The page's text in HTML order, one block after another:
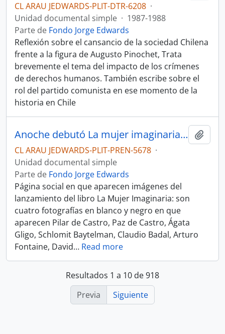
CL ARAU JEDWARDS-PLIT-DTR-6208 ·
Unidad documental simple · 1987-1988
Parte de Fondo Jorge Edwards
Reflexión sobre el cansancio de la sociedad Chilena
frente a la figura de Augusto Pinochet, Trata
brevemente el tema del impacto de los crímenes
de derechos humanos. También escribe sobre el
rol del partido comunista en ese momento de la
historia en Chile
Anoche debutó La mujer imaginaria. Página social de la prensa
CL ARAU JEDWARDS-PLIT-PREN-5678 ·
Unidad documental simple
Parte de Fondo Jorge Edwards
Página social en que aparecen imágenes del
lanzamiento del libro La Mujer Imaginaria: son
cuatro fotografías en blanco y negro en que
aparecen Pilar de Castro, Paz de Castro, Ágata
Gligo, Schlomit Baytelman, Claudio Badal, Arturo
Fontaine, David… Read more
Resultados 1 a 10 de 918
Previa
Siguiente